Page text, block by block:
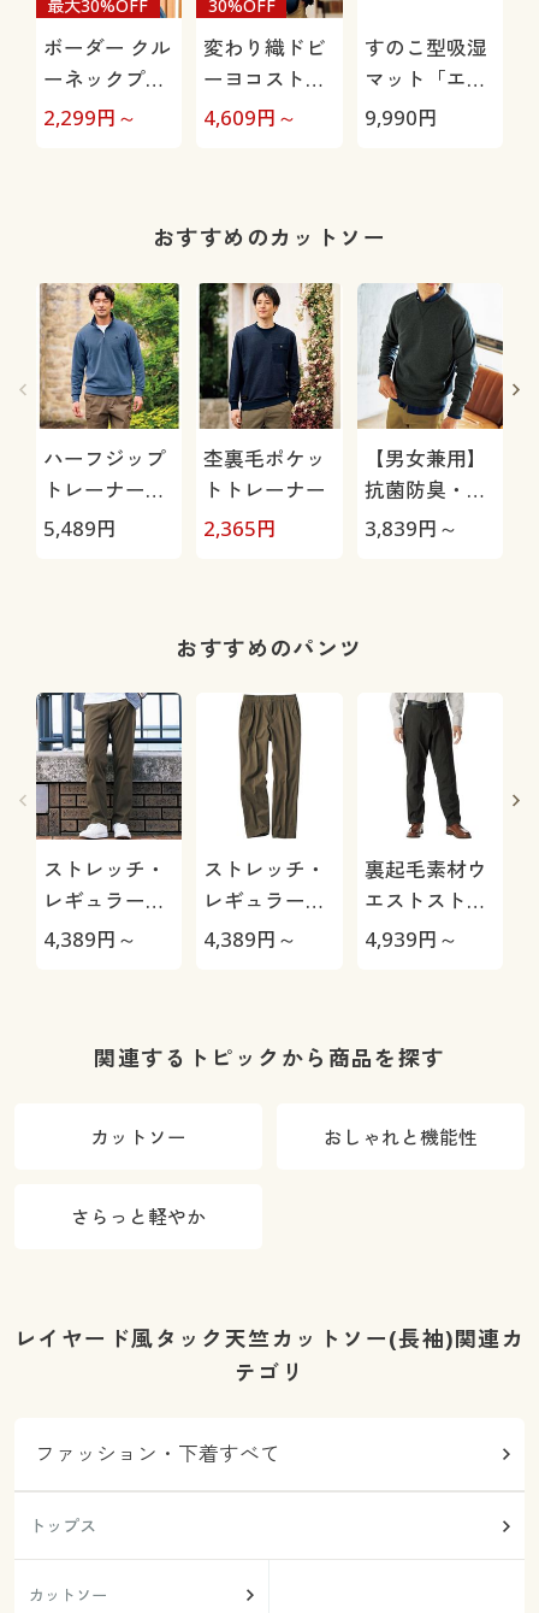
ボーダー クル
ーネックプル
オーバー(長
最大30%OFF
2,299円～
変わり織ドビ
ーヨコストレ
ッチ・ジャケ
30%OFF
4,609円～
すのこ型吸湿
マット「エア
ージョブ®」
9,990円
おすすめのカットソー
ハーフジップ
トレーナー
(POLO BCS)
5,489円
杢裏毛ポケッ
トトレーナー
2,365円
【男女兼用】
抗菌防臭・綿
100%スウェ
3,839円～
おすすめのパンツ
ストレッチ・
レギュラーフ
ィットノータ
4,389円～
ストレッチ・
レギュラーフ
ィットツータ
4,389円～
裏起毛素材ウ
エストストレ
ッチ・テーパ
4,939円～
関連するトピックから商品を探す
カットソー おしゃれと機能性
さらっと軽やか
レイヤード風タック天竺カットソー(長袖)関連カ
テゴリ
ファッション・下着すべて
トップス
カットソー